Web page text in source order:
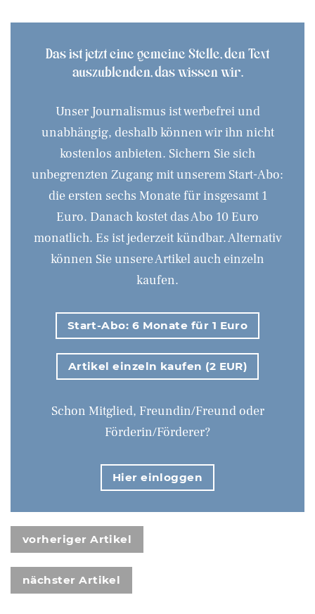
Das ist jetzt eine gemeine Stelle, den Text
auszublenden, das wissen wir.
Unser Journalismus ist werbefrei und
unabhängig, deshalb können wir ihn nicht
kostenlos anbieten. Sichern Sie sich
unbegrenzten Zugang mit unserem Start-Abo:
die ersten sechs Monate für insgesamt 1
Euro. Danach kostet das Abo 10 Euro
monatlich. Es ist jederzeit kündbar. Alternativ
können Sie unsere Artikel auch einzeln
kaufen.
Start-Abo: 6 Monate für 1 Euro
Artikel einzeln kaufen (2 EUR)
Schon Mitglied, Freundin/Freund oder
Förderin/Förderer?
Hier einloggen
vorheriger Artikel
nächster Artikel